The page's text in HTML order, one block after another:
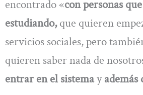
encontrado «con personas
estudiando,que quieren
servicios sociales, pero
quieren saber nada de
entrar en el sistemay